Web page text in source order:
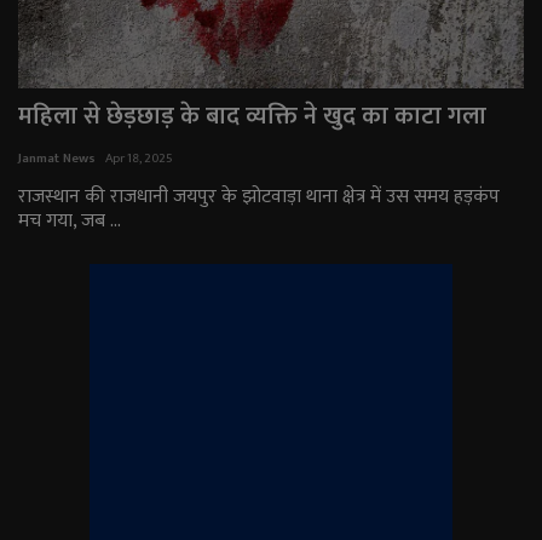
महिला से छेड़छाड़ के बाद व्यक्ति ने खुद का काटा गला
Janmat News Apr 18, 2025
राजस्थान की राजधानी जयपुर के झोटवाड़ा थाना क्षेत्र में उस समय हड़कंप
मच गया, जब ...